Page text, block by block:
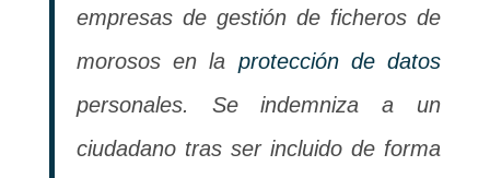
empresas de gestión de ficheros de
morosos en la protección de datos
personales. Se indemniza a un
ciudadano tras ser incluido de forma